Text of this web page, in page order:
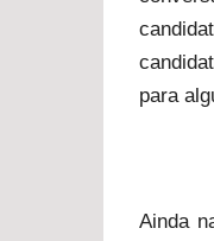
para
Ainda